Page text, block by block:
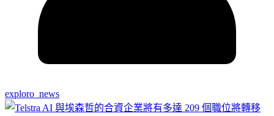
exploro_news